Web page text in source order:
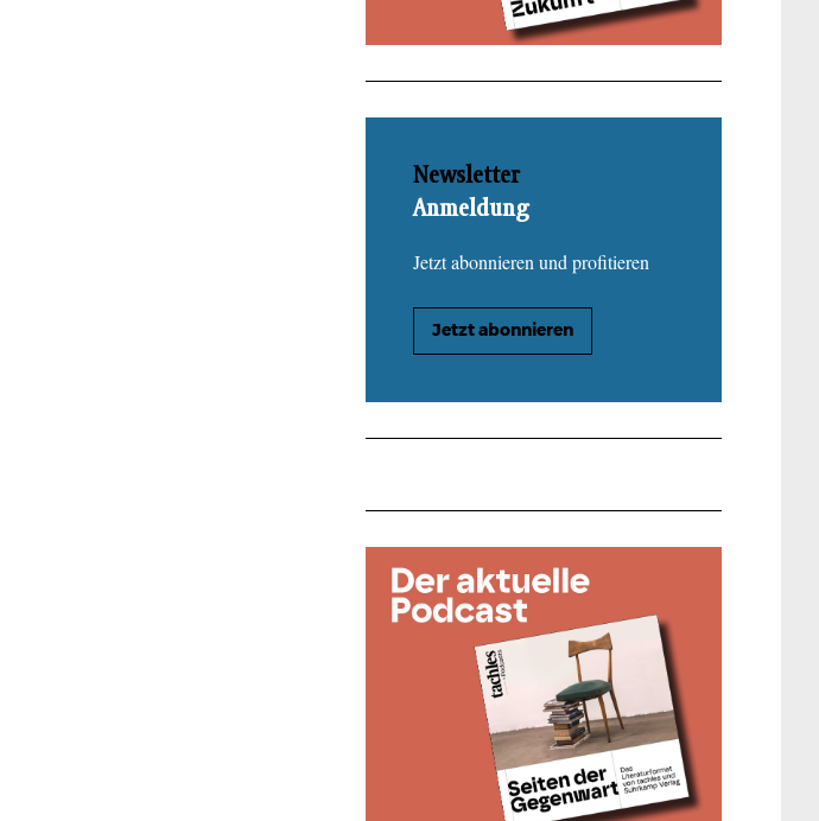
Newsletter
Anmeldung
Jetzt abonnieren und profitieren
Jetzt abonnieren